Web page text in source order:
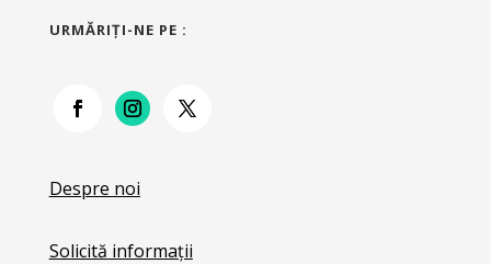
URMĂRIŢI-NE PE :
Despre noi
Solicită informații